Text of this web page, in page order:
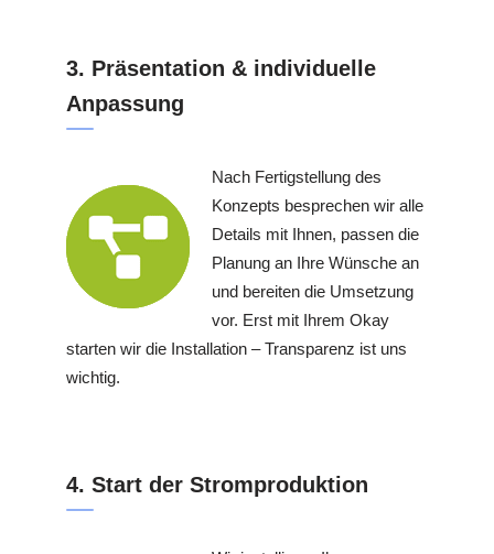
3. Präsentation & individuelle
Anpassung
Nach Fertigstellung des
Konzepts besprechen wir alle
Details mit Ihnen, passen die
Planung an Ihre Wünsche an
und bereiten die Umsetzung
vor. Erst mit Ihrem Okay
starten wir die Installation – Transparenz ist uns
wichtig.
4. Start der Stromproduktion